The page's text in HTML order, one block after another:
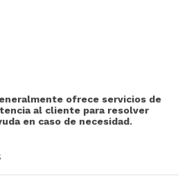
ofrece servicios de
al cliente para resolver
en caso de necesidad.